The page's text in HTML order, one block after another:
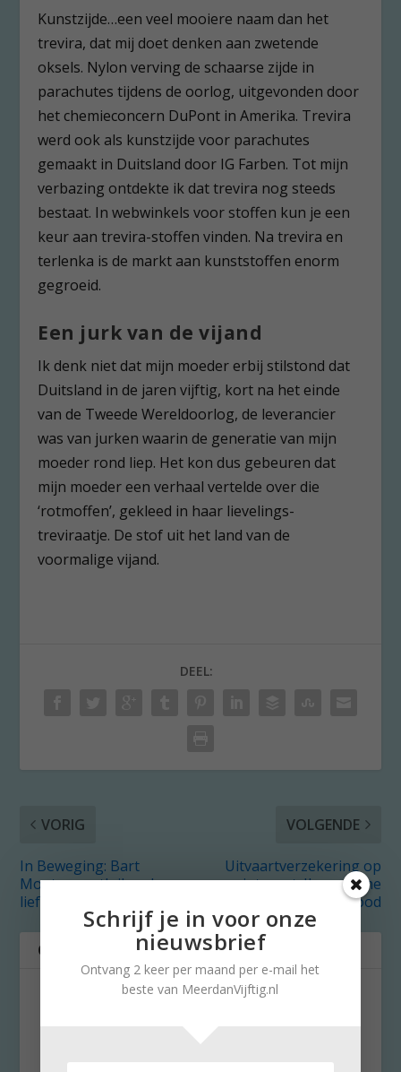
Kunstzijde…een veel mooiere naam dan het
trevira, dat mij doet denken aan zwetende
oksels. Nylon verving de schaarse zijde in
parachutes tijdens de oorlog, uitgevonden door
het chemieconcern DuPont in Amerika. Trevira
werd ook als kunstzijde voor parachutes
gemaakt in Duitsland door IG Farben. Tot mijn
verbazing ontdekte ik dat trevira nog steeds
bestaat. In webwinkels voor stoffen kun je een
keur aan trevira-stoffen vinden. Na trevira en
terlenka is de markt aan kunststoffen enorm
gegroeid.
Een jurk van de vijand
Ik denk niet dat mijn moeder erbij stilstond dat
Duitsland in de jaren vijftig, kort na het einde
van de Tweede Wereldoorlog, de leverancier
was van jurken waarin de generatie van mijn
moeder rond liep. Het kon dus gebeuren dat
mijn moeder een verhaal vertelde over die
‘rotmoffen’, gekleed in haar lievelings-
treviraatje. De stof uit het land van de
voormalige vijand.
DEEL:
VORIG
In Beweging: Bart
Mouters ontluikende
liefde voor zwemmen
VOLGENDE
Uitvaartverzekering op
internet: Ik erger me
dood
OVER DE AUTEUR
Schrijf je in voor onze
nieuwsbrief
Ontvang 2 keer per maand per e-mail het
beste van MeerdanVijftig.nl